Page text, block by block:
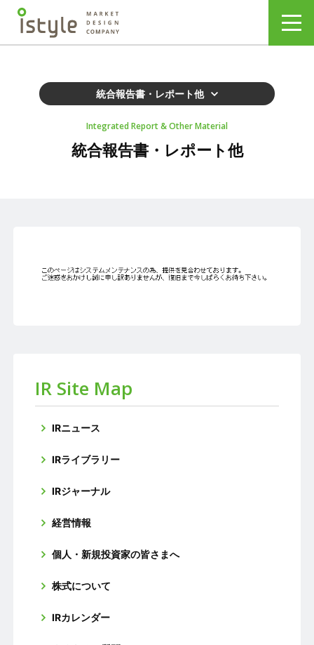
統合報告書・レポート他
Integrated Report & Other Material
統合報告書・レポート他
IR Site Map
IRニュース
IRライブラリー
IRジャーナル
経営情報
個人・新規投資家の皆さまへ
株式について
IRカレンダー